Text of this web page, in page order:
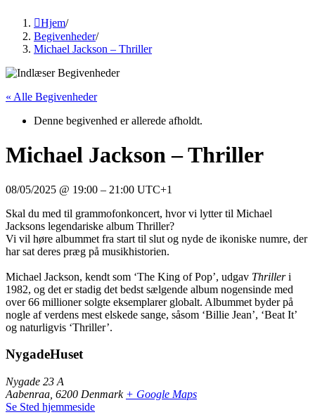
Hjem/
Begivenheder/
Michael Jackson – Thriller
« Alle Begivenheder
Denne begivenhed er allerede afholdt.
Michael Jackson – Thriller
08/05/2025 @ 19:00 – 21:00 UTC+1
Skal du med til grammofonkoncert, hvor vi lytter til Michael
Jacksons legendariske album Thriller?
Vi vil høre albummet fra start til slut og nyde de ikoniske numre, der
har sat deres præg på musikhistorien.
Michael Jackson, kendt som ‘The King of Pop’, udgav Thrilleri
1982, og det er stadig det bedst sælgende album nogensinde med
over 66 millioner solgte eksemplarer globalt. Albummet byder på
nogle af verdens mest elskede sange, såsom ‘Billie Jean’, ‘Beat It’
og naturligvis ‘Thriller’.
NygadeHuset
Nygade 23 A
Aabenraa 6200 Denmark + Google Maps
Se Sted hjemmeside